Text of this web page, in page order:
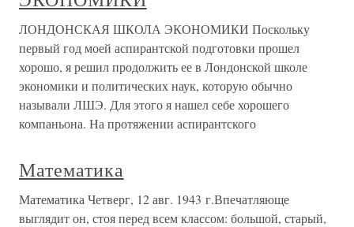
ЛОНДОНСКАЯ ШКОЛА ЭКОНОМИКИ Поскольку
первый год моей аспирантской подготовки прошел
хорошо, я решил продолжить ее в Лондонской школе
экономики и политических наук, которую обычно
называли ЛШЭ. Для этого я нашел себе хорошего
компаньона. На протяжении аспирантского
Математика
Математика Четверг, 12 авг. 1943 г.Впечатляюще
выглядит он, стоя перед всем классом: большой, старый,